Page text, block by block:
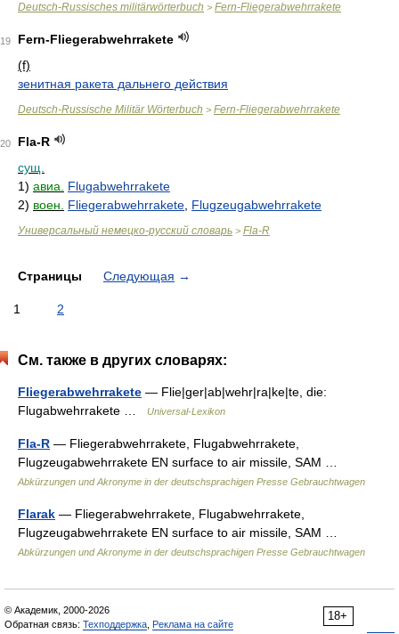
Deutsch-Russisches militärwörterbuch > Fern-Fliegerabwehrrakete
19
Fern-Fliegerabwehrrakete
(f)
зенитная ракета дальнего действия
Deutsch-Russische Militär Wörterbuch > Fern-Fliegerabwehrrakete
20
Fla-R
сущ.
1) авиа.
Flugabwehrrakete
2) воен. Fliegerabwehrrakete Flugzeugabwehrrakete
Универсальный немецко-русский словарь > Fla-R
Страницы Следующая →
1 2
См. также в других словарях:
Fliegerabwehrrakete — Flie|ger|ab|wehr|ra|ke|te, die:
Flugabwehrrakete …
Universal-Lexikon
Fla-R — Fliegerabwehrrakete, Flugabwehrrakete,
Flugzeugabwehrrakete EN surface to air missile, SAM …
Abkürzungen und Akronyme in der deutschsprachigen Presse Gebrauchtwagen
Flarak — Fliegerabwehrrakete, Flugabwehrrakete,
Flugzeugabwehrrakete EN surface to air missile, SAM …
Abkürzungen und Akronyme in der deutschsprachigen Presse Gebrauchtwagen
18+
© Академик, 2000-2026
Обратная связь: Техподдержка Реклама на сайте